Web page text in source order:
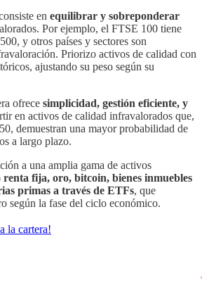
en equilibrar y sobreponderar
Por ejemplo, el FTSE 100 tiene
y otros países y sectores son
Priorizo activos de calidad con
ajustando su peso según su
ofrece simplicidad, gestión eficiente, y
en activos de calidad infravalorados que,
demuestran una mayor probabilidad de
a largo plazo.
a una amplia gama de activos
renta fija, oro, bitcoin, bienes inmuebles
primas a través de ETFs, que
según la fase del ciclo económico.
la cartera!